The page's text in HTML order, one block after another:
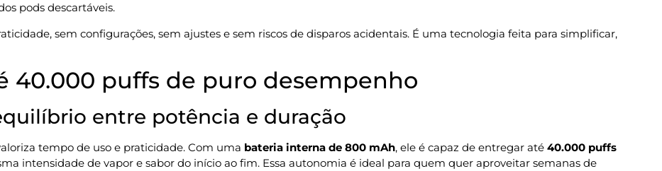
pods descartáveis.
sem configurações, sem ajustes e sem riscos de disparos acidentais. É uma tecnologia feita para simplificar,
40.000 puffs de puro desempenho
entre potência e duração
tempo de uso e praticidade. Com uma bateria interna de 800 mAh, ele é capaz de entregar até 40.000 puffs
intensidade de vapor e sabor do início ao fim. Essa autonomia é ideal para quem quer aproveitar semanas de